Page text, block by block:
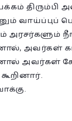
வாய்ப்புப்
அவர்கள்